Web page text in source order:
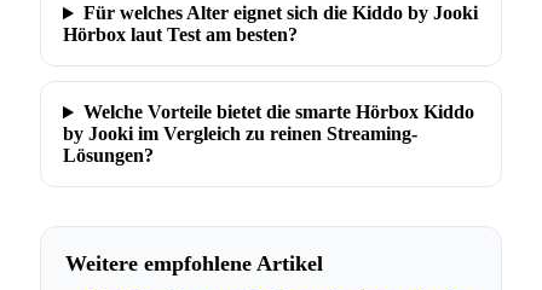
Für welches Alter eignet sich die Kiddo by Jooki
Hörbox laut Test am besten?
Welche Vorteile bietet die smarte Hörbox Kiddo
by Jooki im Vergleich zu reinen Streaming-
Lösungen?
Weitere empfohlene Artikel